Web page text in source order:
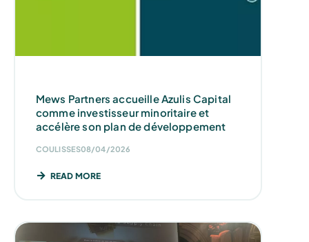
Mews Partners accueille Azulis Capital
comme investisseur minoritaire et
accélère son plan de développement
COULISSES08/04/2026
READ MORE